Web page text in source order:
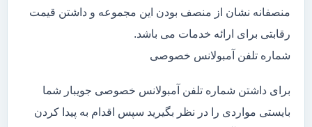
منصفانه نشان از منصف بودن این مجموعه و داشتن قیمت
رقابتی برای ارائه خدمات می باشد.
شماره تلفن آمبولانس خصوصی
برای داشتن شماره تلفن آمبولانس خصوصی جویبار شما
بایستی مواردی را در نظر بگیرید سپس اقدام به پیدا کردن